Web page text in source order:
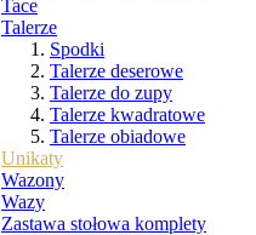
Tace
Talerze
Spodki
Talerze deserowe
Talerze do zupy
Talerze kwadratowe
Talerze obiadowe
Unikaty
Wazony
Wazy
Zastawa stołowa komplety